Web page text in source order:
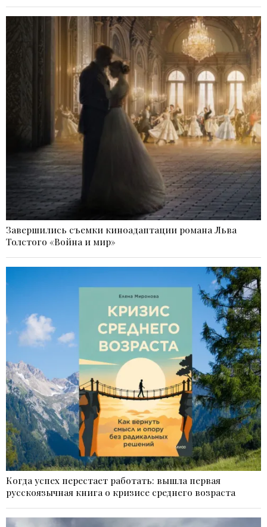
Завершились съемки киноадаптации романа Льва
Толстого «Война и мир»
Когда успех перестает работать: вышла первая
русскоязычная книга о кризисе среднего возраста